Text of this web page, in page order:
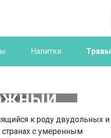
Напитки Травы
к роду двудольных и
странах с умеренным